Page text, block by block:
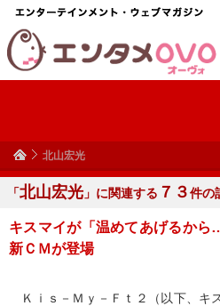
北山宏光
「北山宏光 」に関連する ７３件の
キスマイが「温めてあげるか
新ＣＭが登場
Ｋｉｓ－Ｍｙ－Ｆｔ２（以下、キ